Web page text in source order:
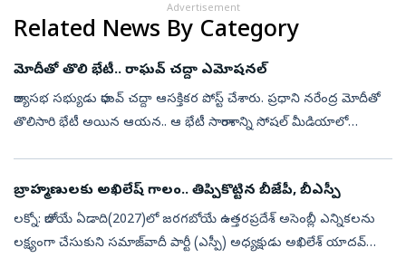
Advertisement
Related News By Category
మోదీతో తొలి భేటీ.. రాఘవ్‌ చద్దా ఎమోషనల్‌
రాజ్యసభ సభ్యుడు రాఘవ్‌ చద్దా ఆసక్తికర పోస్ట్‌ చేశారు. ప్రధాని నరేంద్ర మోదీతో
తొలిసారి భేటీ అయిన ఆయన.. ఆ భేటీ సారాంశాన్ని సోషల్‌ మీడియాలో
బ్రాహ్మణులకు అఖిలేష్‌ గాలం.. తిప్పికొట్టిన బీజేపీ, బీఎస్పీ
లక్నో: రాబోయే ఏడాది(2027)లో జరగబోయే ఉత్తరప్రదేశ్ అసెంబ్లీ ఎన్నికలను
లక్ష్యంగా చేసుకుని సమాజ్‌వాదీ పార్టీ (ఎస్పీ) అధ్యక్షుడు అఖిలేశ్ యాదవ్